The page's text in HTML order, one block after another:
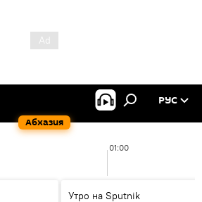
Абхазия
РУС
01:00
Утро на Sputnik